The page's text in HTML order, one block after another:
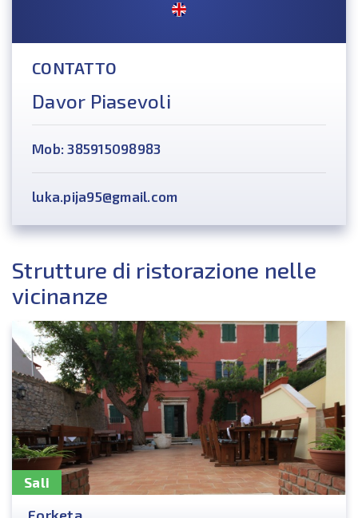
CONTATTO
Davor Piasevoli
Mob: 385915098983
luka.pija95@gmail.com
Strutture di ristorazione nelle
vicinanze
Sali